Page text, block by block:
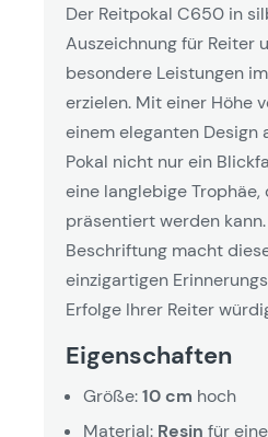
Der Reitpokal C650 in
Auszeichnung für Reiter
besondere Leistungen
erzielen. Mit einer Höhe
einem eleganten Design
Pokal nicht nur ein
eine langlebige Trophäe,
präsentiert werden
Beschriftung macht
einzigartigen
Erfolge Ihrer Reiter
Eigenschaften
Größe:10 cm hoch
Material: Resin für